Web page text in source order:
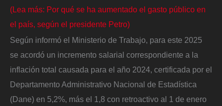
(Lea más: Por qué se ha aumentado el gasto público en
el país, según el presidente Petro)
Según informó el Ministerio de Trabajo, para este 2025
se acordó un incremento salarial correspondiente a la
inflación total causada para el año 2024, certificada por el
Departamento Administrativo Nacional de Estadística
(Dane) en 5,2%, más el 1,8 con retroactivo al 1 de enero